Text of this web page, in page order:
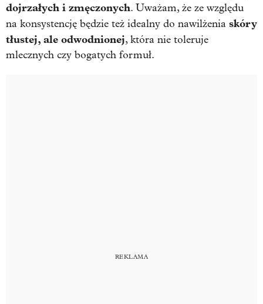
dojrzałych i zmęczonych. Uważam, że ze względu
na konsystencję będzie też idealny do nawilżenia skóry
tłustej, ale odwodnionej, która nie toleruje
mlecznych czy bogatych formuł.